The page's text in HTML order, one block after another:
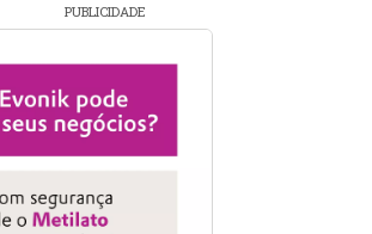
PUBLICIDADE